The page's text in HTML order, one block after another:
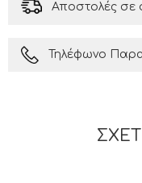
Αποστολές σε
Τηλέφωνο